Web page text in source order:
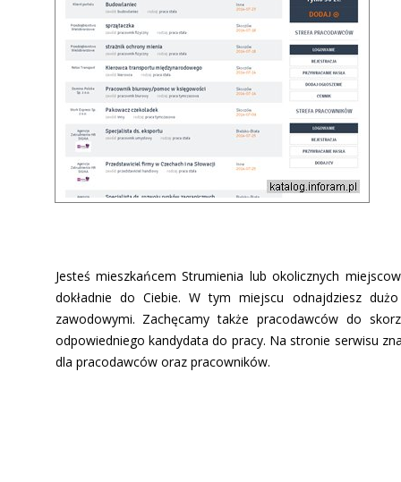
Jesteś mieszkańcem Strumienia lub okolicznych
dokładnie do Ciebie. W tym miejscu odnajdziesz
zawodowymi. Zachęcamy także pracodawców do
odpowiedniego kandydata do pracy. Na stronie serwisu
dla pracodawców oraz pracowników.